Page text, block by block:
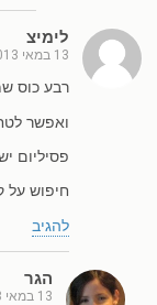
לימיצ
13 במאי 2013
רבע כוס שמן קוקוס
ואפשר
פסיליום
חיפוש על
להגיב
הגר
13 במאי 2013